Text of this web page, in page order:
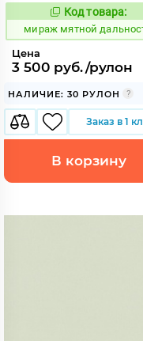
992246
Код товара:
мираж мятной
Цена
3 500 руб./рулон
НАЛИЧИЕ: 30 РУЛОН
Заказ в 1
В корзину